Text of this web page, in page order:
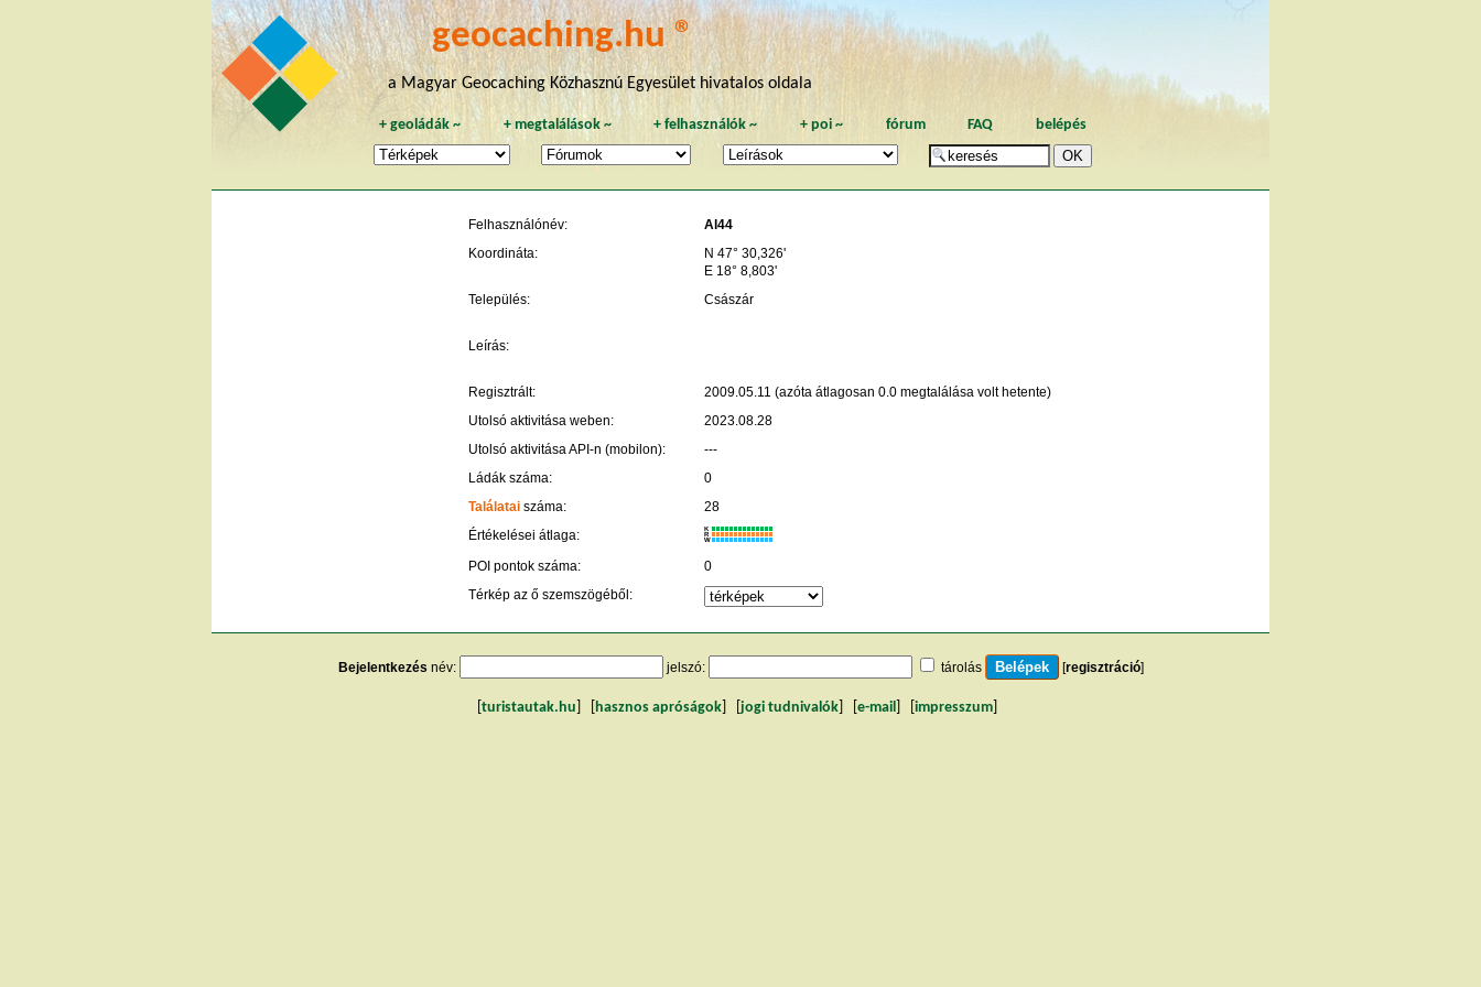
geocaching.hu ®
a Magyar Geocaching Közhasznú Egyesület hivatalos oldala
+geoládák ~ + megtalálások~ +felhasználók ~ + poi~ fórum FAQ belépés
Felhasználónév:
Al44
Koordináta:
N 47° 30,326'
E 18° 8,803'
Település:
Császár
Leírás:
Regisztrált:
2009.05.11 (azóta átlagosan 0.0 megtalálása volt hetente)
Utolsó aktivitása weben:
2023.08.28
Utolsó aktivitása API-n (mobilon):
---
Ládák száma:
0
Találatai száma:
28
Értékelései átlaga:
K
R
W
POI pontok száma:
0
Térkép az ő szemszögéből:
Bejelentkezés név: jelszó: tárolás [regisztráció]
turistautak.hu hasznos apróságok jogi tudnivalók e-mail impresszum